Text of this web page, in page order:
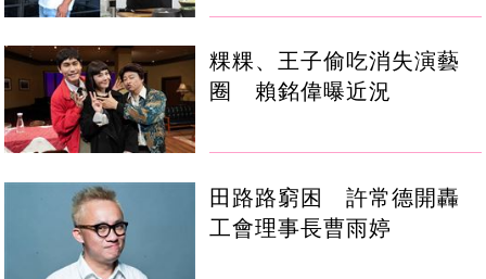
粿粿、王子偷吃消失演藝
圈 賴銘偉曝近況
田路路窮困 許常德開轟
工會理事長曹雨婷